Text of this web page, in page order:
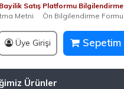
Bayilik Satış Platformu Bilgilendirme
Ön Bilgilendirme Formu
Metni
Üye Girişi Sepetim
Ürünler